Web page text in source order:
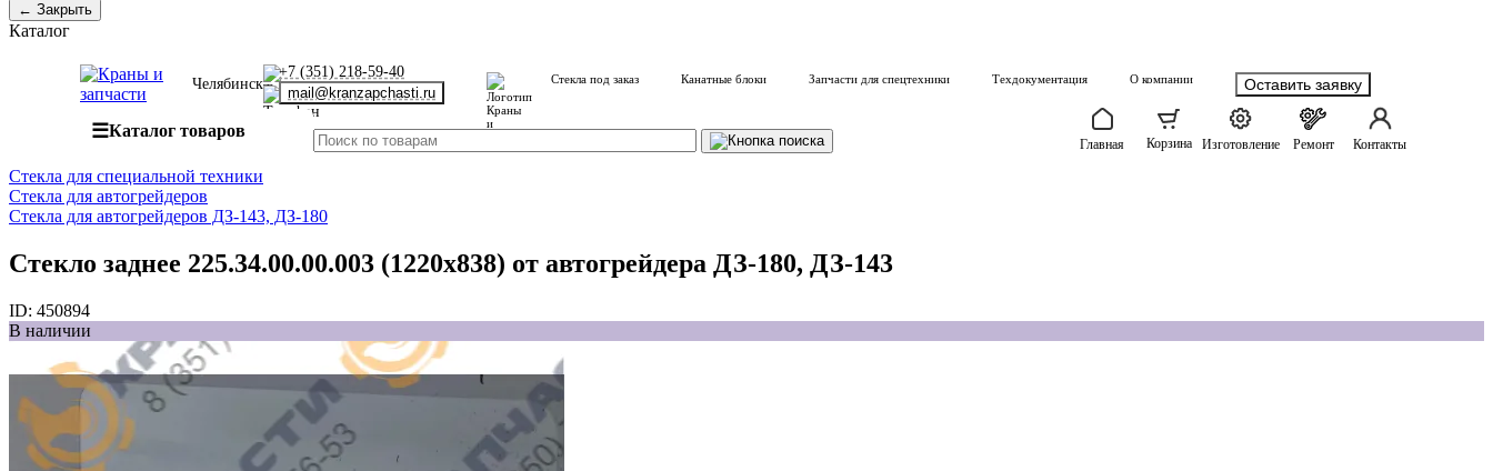
← Закрыть
Каталог
Челябинск
+7 (351) 218-59-40
mail@kranzapchasti.ru
Стекла под заказ Канатные блоки Запчасти для спецтехники Техдокументация О компании Оставить заявку
☰Каталог товаров
Главная Корзина Изготовление Ремонт Контакты
Стекла для специальной техники
Стекла для автогрейдеров
Стекла для автогрейдеров ДЗ-143, ДЗ-180
Стекло заднее 225.34.00.00.003 (1220x838) от автогрейдера ДЗ-180, ДЗ-143
ID: 450894
В наличии